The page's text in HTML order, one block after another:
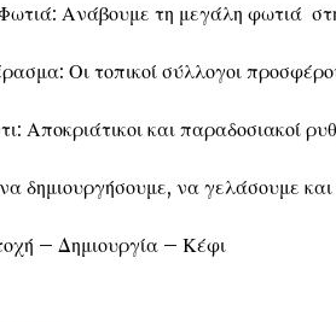
Ανάβουμε τη μεγάλη φωτιά
Οι τοπικοί σύλλογοι
Αποκριάτικοι και παραδοσιακοί
δημιουργήσουμε, να γελάσουμε
– Δημιουργία – Κέφι